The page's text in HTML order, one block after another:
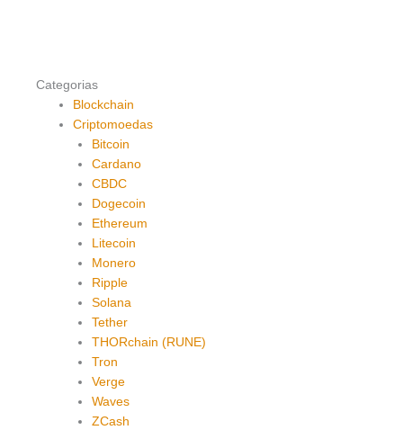
Categorias
Blockchain
Criptomoedas
Bitcoin
Cardano
CBDC
Dogecoin
Ethereum
Litecoin
Monero
Ripple
Solana
Tether
THORchain (RUNE)
Tron
Verge
Waves
ZCash